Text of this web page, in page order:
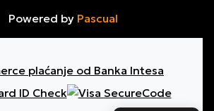
Powered by Pascual